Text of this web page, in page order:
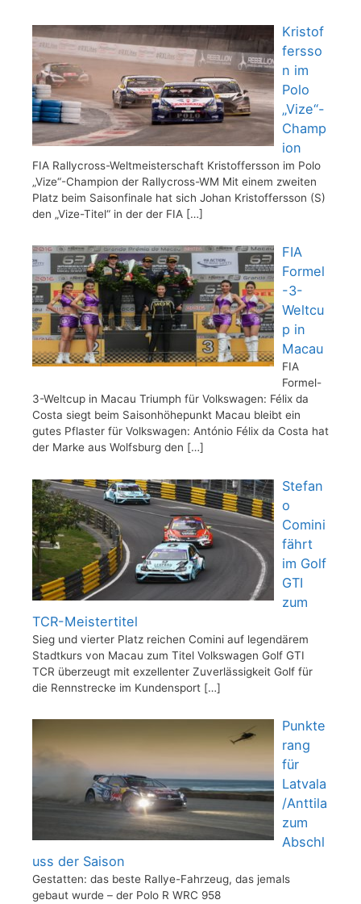
Kristof
fersso
n im
Polo
„Vize“-
Champ
ion
FIA Rallycross-Weltmeisterschaft Kristoffersson im Polo
„Vize“-Champion der Rallycross-WM Mit einem zweiten
Platz beim Saisonfinale hat sich Johan Kristoffersson (S)
den „Vize-Titel“ in der der FIA […]
FIA
Formel
-3-
Weltcu
p in
Macau
FIA
Formel-
3-Weltcup in Macau Triumph für Volkswagen: Félix da
Costa siegt beim Saisonhöhepunkt Macau bleibt ein
gutes Pflaster für Volkswagen: António Félix da Costa hat
der Marke aus Wolfsburg den […]
Stefan
o
Comini
fährt
im Golf
GTI
zum
TCR-Meistertitel
Sieg und vierter Platz reichen Comini auf legendärem
Stadtkurs von Macau zum Titel Volkswagen Golf GTI
TCR überzeugt mit exzellenter Zuverlässigkeit Golf für
die Rennstrecke im Kundensport […]
Punkte
rang
für
Latvala
/Anttila
zum
Abschl
uss der Saison
Gestatten: das beste Rallye-Fahrzeug, das jemals
gebaut wurde – der Polo R WRC 958